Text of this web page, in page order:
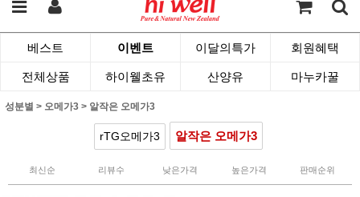
베스트 이벤트 이달의특가 회원혜택
전체상품 하이웰초유 산양유 마누카꿀
성분별 > 오메가3 > 알작은 오메가3
rTG오메가3 알작은 오메가3
최신순 리뷰수 낮은가격 높은가격 판매순위